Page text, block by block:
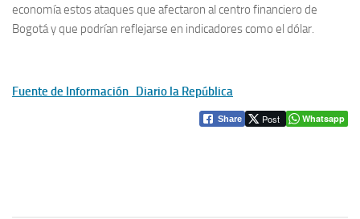
economía estos ataques que afectaron al centro financiero de
Bogotá y que podrían reflejarse en indicadores como el dólar.
Fuente de Información Diario la República
Share Post Whatsapp